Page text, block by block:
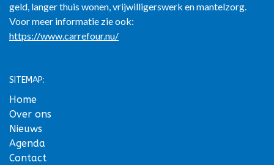
geld, langer thuis wonen, vrijwilligerswerk en mantelzorg.
Voor meer informatie zie ook:
https://www.carrefour.nu/
SITEMAP:
Home
Over ons
Nieuws
Agenda
Contact